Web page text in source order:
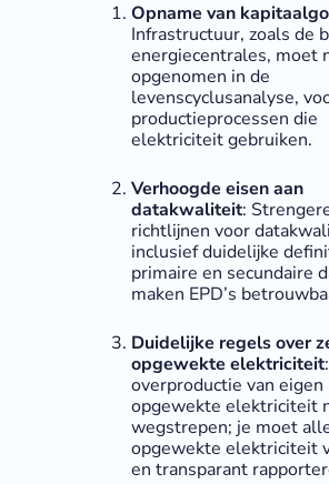
Opname van
Infrastructuur, zoals de
energiecentrales, moet
opgenomen in de
levenscyclusanalyse,
productieprocessen die
elektriciteit gebruiken.
Verhoogde eisen aan
datakwaliteit:
richtlijnen voor
inclusief duidelijke
primaire en secundaire
maken EPD’s
Duidelijke regels over
opgewekte elektriciteit
overproductie van eigen
opgewekte elektriciteit
wegstrepen; je moet
opgewekte elektriciteit
en transparant